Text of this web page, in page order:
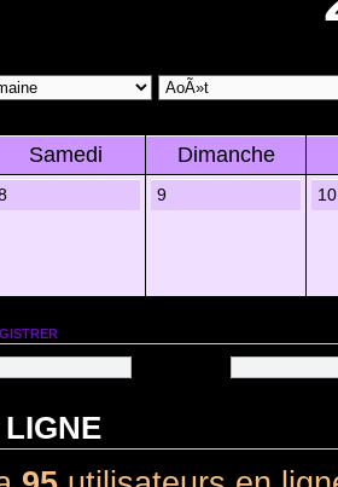
Samedi Dimanche
9 10